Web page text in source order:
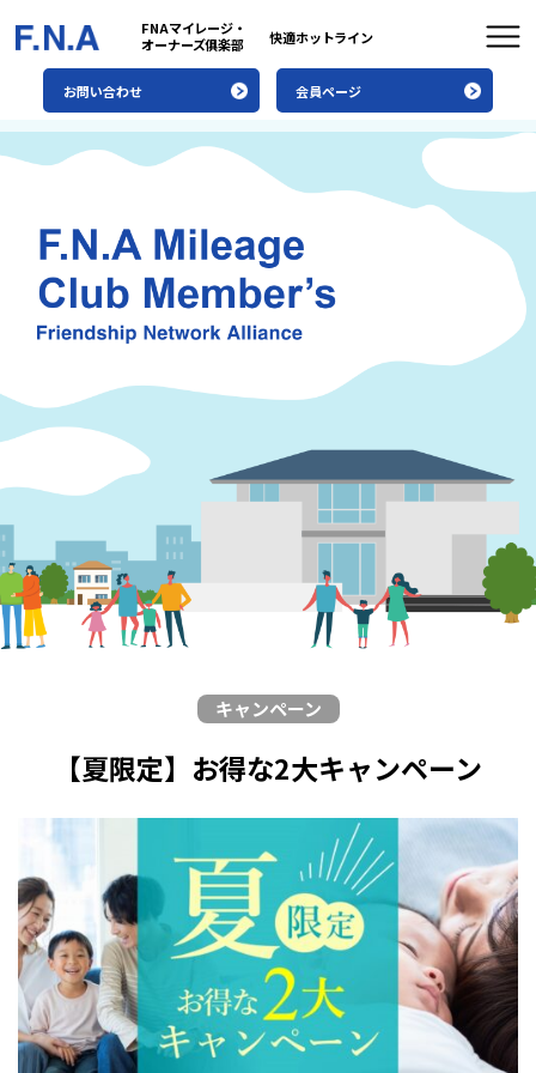
FNAマイレージ・
オーナーズ俱楽部
快適ホットライン
お問い合わせ 会員ページ
キャンペーン
【夏限定】お得な2大キャンペーン